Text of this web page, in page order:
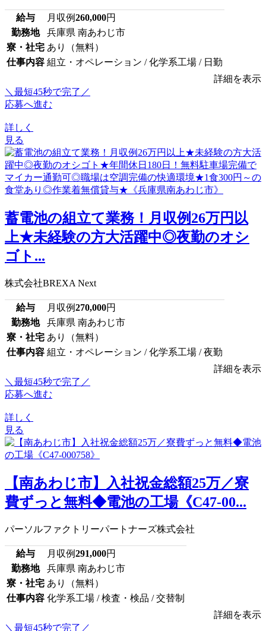
給与 月収例260,000円
勤務地
兵庫県 南あわじ市
寮・社宅 あり（無料）
仕事内容 組立・オペレーション / 化学系工場 / 日勤
詳細を表示
＼最短45秒で完了／
応募へ進む
詳しく
見る
蓄電池の組立て業務！月収例26万円以
上★未経験の方大活躍中◎夜勤のオシ
ゴト...
株式会社BREXA Next
給与 月収例270,000円
勤務地
兵庫県 南あわじ市
寮・社宅 あり（無料）
仕事内容 組立・オペレーション / 化学系工場 / 夜勤
詳細を表示
＼最短45秒で完了／
応募へ進む
詳しく
見る
【南あわじ市】入社祝金総額25万／寮
費ずっと無料◆電池の工場《C47-00...
パーソルファクトリーパートナーズ株式会社
給与 月収例291,000円
勤務地
兵庫県 南あわじ市
寮・社宅 あり（無料）
仕事内容 化学系工場 / 検査・検品 / 交替制
詳細を表示
＼最短45秒で完了／